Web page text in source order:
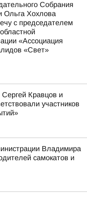
Собрания
Ольга Хохлова
с председателем
«Ассоциация
«Свет»
Кравцов и
участников
Владимира
самокатов и